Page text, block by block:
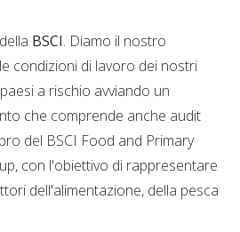
BSCI. Diamo il nostro
condizioni di lavoro dei nostri
a rischio avviando un
che comprende anche audit
del BSCI Food and Primary
con l'obiettivo di rappresentare
dell'alimentazione, della pesca